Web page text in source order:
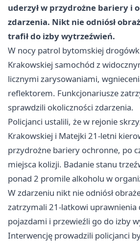
uderzył w przydrożne bariery i
zdarzenia. Nikt nie odniósł
trafił do izby wytrzeźwień.
W nocy patrol bytomskiej
Krakowskiej samochód z
licznymi zarysowaniami,
reflektorem. Funkcjonariusze
sprawdzili okoliczności zdarzenia.
Policjanci ustalili, że w rejonie
Krakowskiej i Matejki 21-letni
przydrożne bariery ochronne, po
miejsca kolizji. Badanie stanu
ponad 2 promile alkoholu w
W zdarzeniu nikt nie odniósł
zatrzymali 21-latkowi uprawnienia
pojazdami i przewieźli go do izby
Interwencję prowadzili policjanci